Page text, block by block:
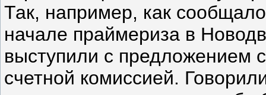
Так, например, как
начале праймериза в
выступили с предложением
счетной комиссией.